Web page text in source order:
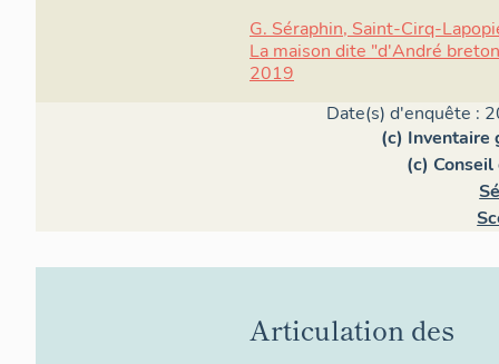
G. Séraphin, Saint-Cirq-
La maison dite "d'André
2019
Date(s) d'enquête :
(c) Inventaire
(c)
Articulation des